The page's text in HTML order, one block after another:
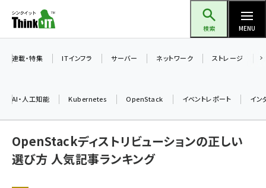
ン
ツ
検索 MENU
ai (2508)
加藤銘のチーム貢献～仲間と築いた勝利の絆～ (2329)
連載・特集 ITインフラ サーバー ネットワーク ストレージ
AI・人工知能 Kubernetes OpenStack イベントレポート イン
OpenStackディストリビューションの正しい
選び方 人気記事ランキング